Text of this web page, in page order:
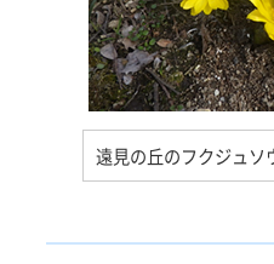
遠見の丘のフクジュソ